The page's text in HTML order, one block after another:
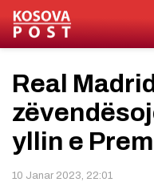
Real
yllin e
10 Janar 2023, 22:01